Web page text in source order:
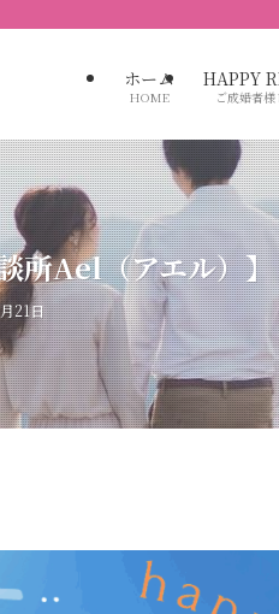
ホーム
HOME
HAPPY
ご成婚者様
Ael（アエル）
21日